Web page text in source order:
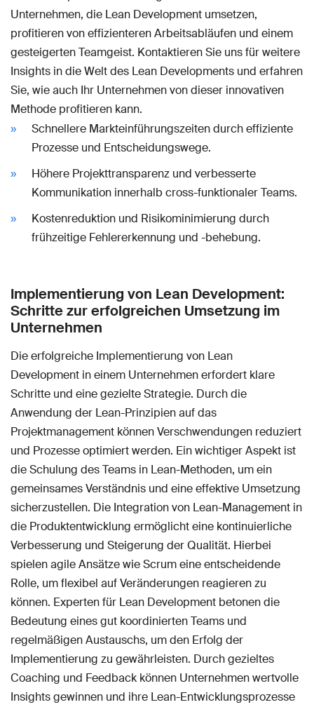
Unternehmen, die Lean Development umsetzen,
profitieren von effizienteren Arbeitsabläufen und einem
gesteigerten Teamgeist. Kontaktieren Sie uns für weitere
Insights in die Welt des Lean Developments und erfahren
Sie, wie auch Ihr Unternehmen von dieser innovativen
Methode profitieren kann.
Schnellere Markteinführungszeiten durch effiziente
Prozesse und Entscheidungswege.
Höhere Projekttransparenz und verbesserte
Kommunikation innerhalb cross-funktionaler Teams.
Kostenreduktion und Risikominimierung durch
frühzeitige Fehlererkennung und -behebung.
Implementierung von Lean Development:
Schritte zur erfolgreichen Umsetzung im
Unternehmen
Die erfolgreiche Implementierung von Lean
Development in einem Unternehmen erfordert klare
Schritte und eine gezielte Strategie. Durch die
Anwendung der Lean-Prinzipien auf das
Projektmanagement können Verschwendungen reduziert
und Prozesse optimiert werden. Ein wichtiger Aspekt ist
die Schulung des Teams in Lean-Methoden, um ein
gemeinsames Verständnis und eine effektive Umsetzung
sicherzustellen. Die Integration von Lean-Management in
die Produktentwicklung ermöglicht eine kontinuierliche
Verbesserung und Steigerung der Qualität. Hierbei
spielen agile Ansätze wie Scrum eine entscheidende
Rolle, um flexibel auf Veränderungen reagieren zu
können. Experten für Lean Development betonen die
Bedeutung eines gut koordinierten Teams und
regelmäßigen Austauschs, um den Erfolg der
Implementierung zu gewährleisten. Durch gezieltes
Coaching und Feedback können Unternehmen wertvolle
Insights gewinnen und ihre Lean-Entwicklungsprozesse